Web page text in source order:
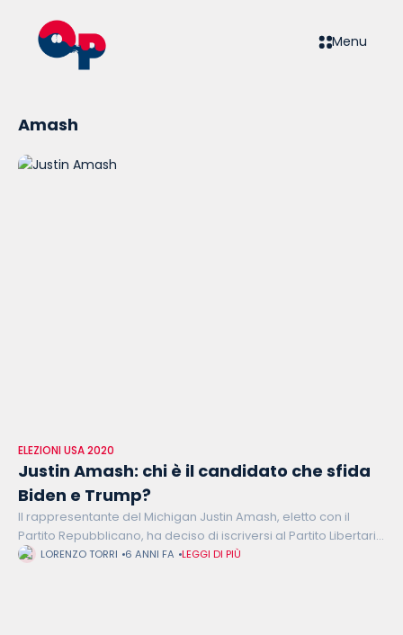
Menu
Amash
ELEZIONI USA 2020
Justin Amash: chi è il candidato che sfida
Biden e Trump?
Il rappresentante del Michigan Justin Amash, eletto con il
Partito Repubblicano, ha deciso di iscriversi al Partito Libertario
e ha istituito un comitato esplorativo per una candidatura alle
LORENZO TORRI 6 ANNI FA LEGGI DI PIÙ